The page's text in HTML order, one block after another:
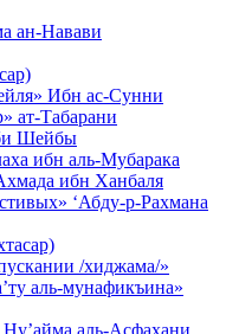
ан-Навави
Ибн ас-Сунни
ат-Табарани
Шейбы
ибн аль-Мубарака
ибн Ханбаля
‘Абду-р-Рахмана
/хиджама/»
аль-мунафикъина»
аль-Асфахани